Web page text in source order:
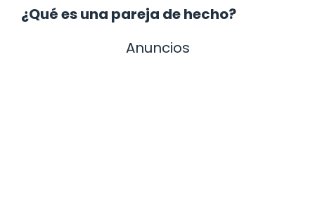
¿Qué es una pareja de hecho?
Anuncios